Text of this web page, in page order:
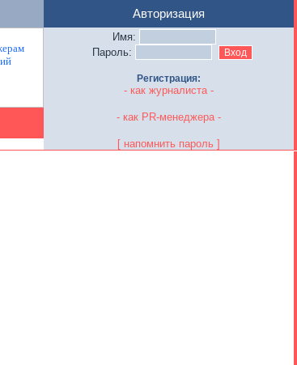
Авторизация
Имя:
Пароль:
Регистрация:
- как журналиста -
- как PR-менеджера -
[ напомнить пароль ]